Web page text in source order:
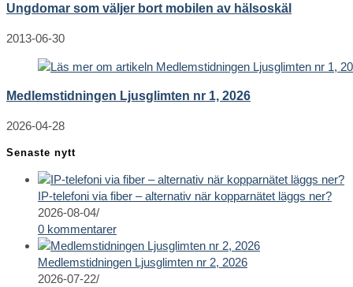
Ungdomar som väljer bort mobilen av hälsoskäl
2013-06-30
Medlemstidningen Ljusglimten nr 1, 2026
2026-04-28
Senaste nytt
IP-telefoni via fiber – alternativ när kopparnätet läggs ner?
2026-08-04/
0 kommentarer
Medlemstidningen Ljusglimten nr 2, 2026
2026-07-22/